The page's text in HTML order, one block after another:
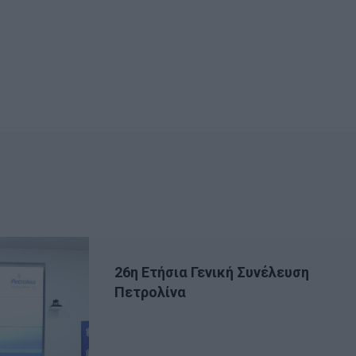
26η Ετήσια Γενική Συνέλευση
Πετρολίνα